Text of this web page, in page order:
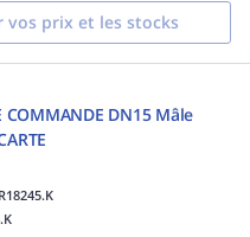
vos prix et les stocks
COMMANDE DN15 Mâle